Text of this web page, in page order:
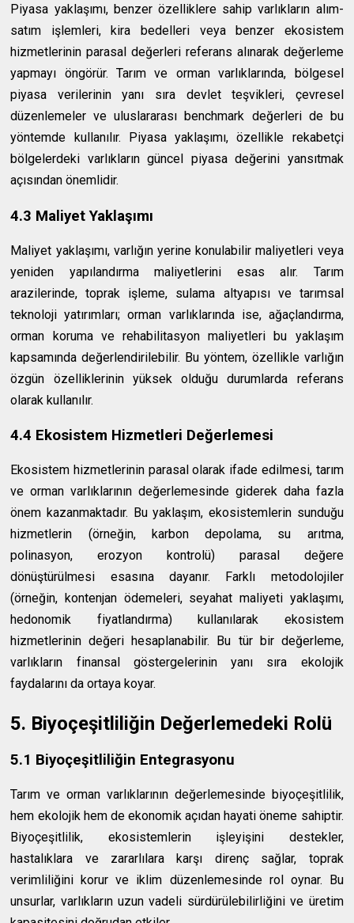
Piyasa yaklaşımı, benzer özelliklere sahip varlıkların alım-
satım işlemleri, kira bedelleri veya benzer ekosistem
hizmetlerinin parasal değerleri referans alınarak değerleme
yapmayı öngörür. Tarım ve orman varlıklarında, bölgesel
piyasa verilerinin yanı sıra devlet teşvikleri, çevresel
düzenlemeler ve uluslararası benchmark değerleri de bu
yöntemde kullanılır. Piyasa yaklaşımı, özellikle rekabetçi
bölgelerdeki varlıkların güncel piyasa değerini yansıtmak
açısından önemlidir.
4.3 Maliyet Yaklaşımı
Maliyet yaklaşımı, varlığın yerine konulabilir maliyetleri veya
yeniden yapılandırma maliyetlerini esas alır. Tarım
arazilerinde, toprak işleme, sulama altyapısı ve tarımsal
teknoloji yatırımları; orman varlıklarında ise, ağaçlandırma,
orman koruma ve rehabilitasyon maliyetleri bu yaklaşım
kapsamında değerlendirilebilir. Bu yöntem, özellikle varlığın
özgün özelliklerinin yüksek olduğu durumlarda referans
olarak kullanılır.
4.4 Ekosistem Hizmetleri Değerlemesi
Ekosistem hizmetlerinin parasal olarak ifade edilmesi, tarım
ve orman varlıklarının değerlemesinde giderek daha fazla
önem kazanmaktadır. Bu yaklaşım, ekosistemlerin sunduğu
hizmetlerin (örneğin, karbon depolama, su arıtma,
polinasyon, erozyon kontrolü) parasal değere
dönüştürülmesi esasına dayanır. Farklı metodolojiler
(örneğin, kontenjan ödemeleri, seyahat maliyeti yaklaşımı,
hedonomik fiyatlandırma) kullanılarak ekosistem
hizmetlerinin değeri hesaplanabilir. Bu tür bir değerleme,
varlıkların finansal göstergelerinin yanı sıra ekolojik
faydalarını da ortaya koyar.
5. Biyoçeşitliliğin Değerlemedeki Rolü
5.1 Biyoçeşitliliğin Entegrasyonu
Tarım ve orman varlıklarının değerlemesinde biyoçeşitlilik,
hem ekolojik hem de ekonomik açıdan hayati öneme sahiptir.
Biyoçeşitlilik, ekosistemlerin işleyişini destekler,
hastalıklara ve zararlılara karşı direnç sağlar, toprak
verimliliğini korur ve iklim düzenlemesinde rol oynar. Bu
unsurlar, varlıkların uzun vadeli sürdürülebilirliğini ve üretim